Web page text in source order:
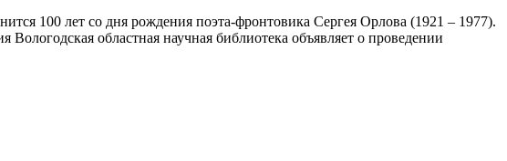
100 лет со дня рождения поэта-фронтовика Сергея Орлова (1921 – 1977).
Вологодская областная научная библиотека объявляет о проведении